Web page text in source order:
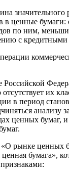
значительного
в ценные бумаги:
по ним,
с
Российской
их
в период
анализу
ценных бумаг,
рынке ценных
бумага»,
признаками: